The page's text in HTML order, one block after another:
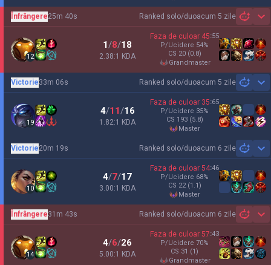
Ranked solo/duoacum 5 zile
Înfrângere25m 40s
12
1/8/18
2.38:1 KDA
Faza de culoar 45:55
P/Ucidere 54%
CS 20 (0.8)
grandmaster
Ranked solo/duoacum 5 zile
Victorie33m 06s
19
4/11/16
1.82:1 KDA
Faza de culoar 35:65
P/Ucidere 35%
CS 193 (5.8)
master
Ranked solo/duoacum 6 zile
Victorie20m 19s
10
4/7/17
3.00:1 KDA
Faza de culoar 54:46
P/Ucidere 68%
CS 22 (1.1)
master
Ranked solo/duoacum 6 zile
Înfrângere31m 43s
14
4/6/26
5.00:1 KDA
Faza de culoar 57:43
P/Ucidere 70%
CS 31 (1)
grandmaster